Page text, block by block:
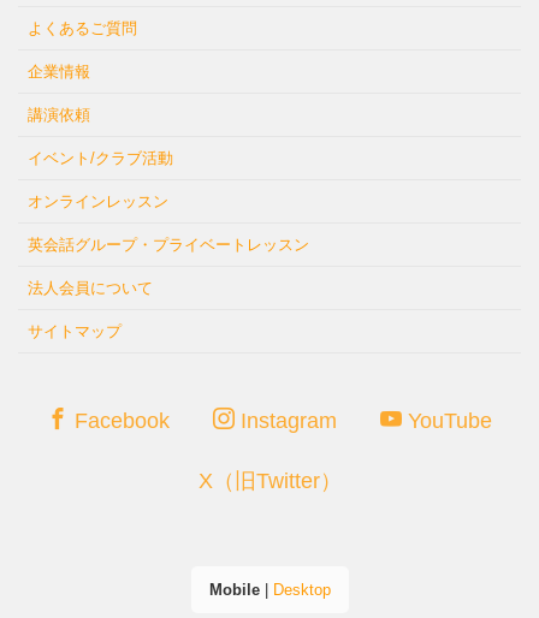
よくあるご質問
企業情報
講演依頼
イベント/クラブ活動
オンラインレッスン
英会話グループ・プライベートレッスン
法人会員について
サイトマップ
Facebook Instagram YouTube
X（旧Twitter）
Mobile| Desktop